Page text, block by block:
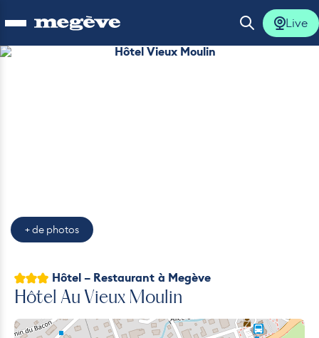
Ouvrir le menu Ouvrir la
Live
3 étoilesHôtel – Restaurant à Megève
Hôtel Au Vieux Moulin
Hôtel Vieux Moulin
+ de photos